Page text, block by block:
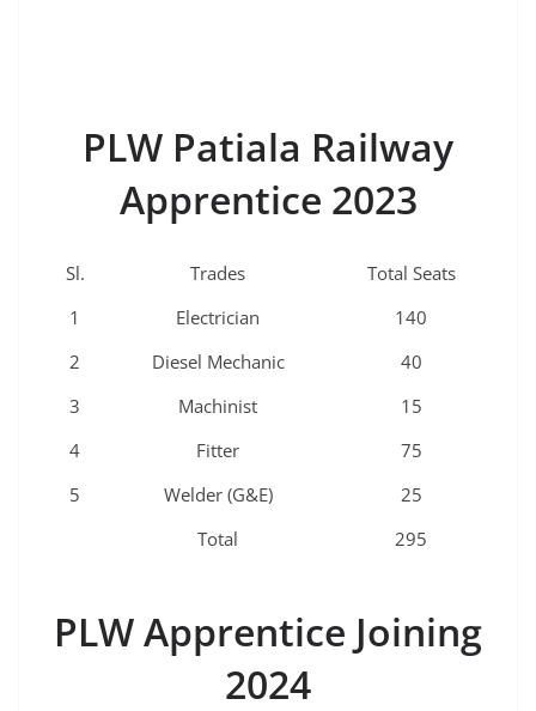
PLW Patiala Railway
Apprentice 2023
Sl. Trades
Total Seats
1
Electrician
140
2
Diesel Mechanic
40
3
Machinist
15
4
Fitter
75
5
Welder (G&E)
25
Total
295
PLW Apprentice Joining
2024